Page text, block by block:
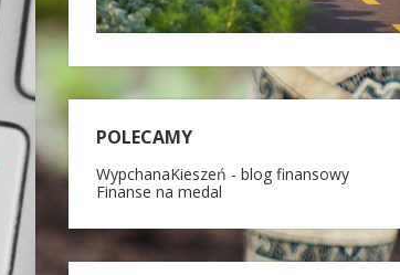
POLECAMY
WypchanaKieszeń - blog finansowy
Finanse na medal